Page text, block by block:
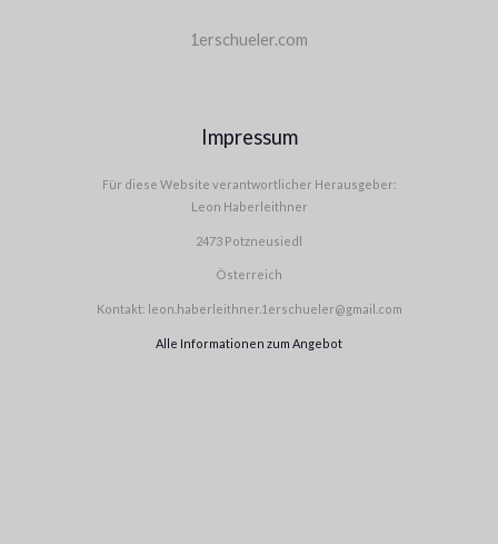
1erschueler.com
Impressum
Für diese Website verantwortlicher Herausgeber:
Leon Haberleithner
2473 Potzneusiedl
Österreich
Kontakt: leon.haberleithner.1erschueler@gmail.com
Alle Informationen zum Angebot